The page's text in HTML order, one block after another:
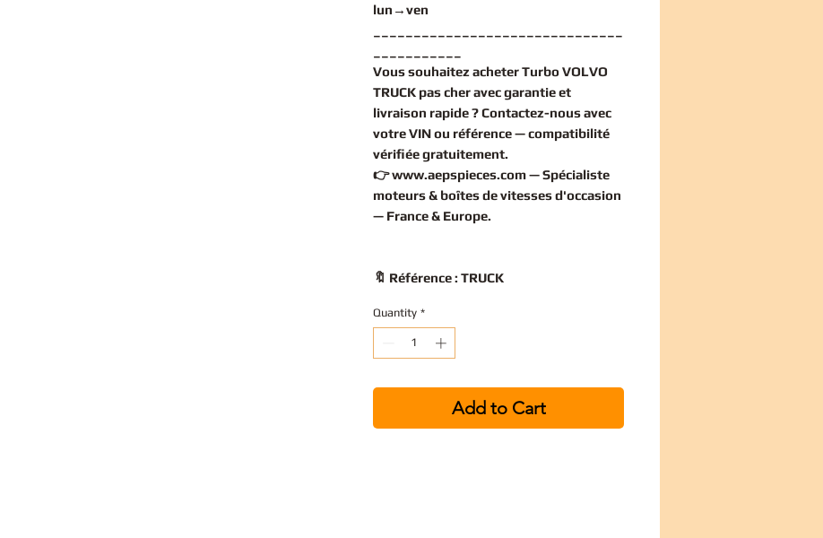
lun→ven
Vous souhaitez acheter Turbo VOLVO
TRUCK pas cheravec garantie et
livraison rapide ? Contactez-nous avec
votre VIN ou référence — compatibilité
vérifiéegratuitement.
👉www.aepspieces.com— Spécialiste
moteurs & boîtes de vitesses d'occasion
— France & Europe.
🔖 Référence : TRUCK
Quantity *
Add to Cart